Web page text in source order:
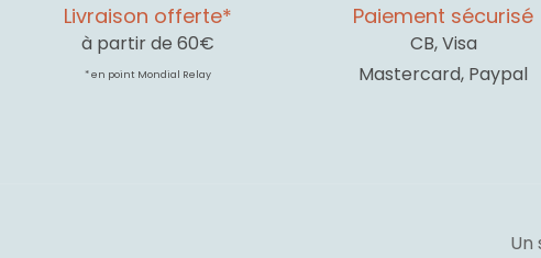
Livraison offerte*
à partir de 60€
* en point Mondial Relay
Paiement sécurisé
CB, Visa
Mastercard, Paypal
Un